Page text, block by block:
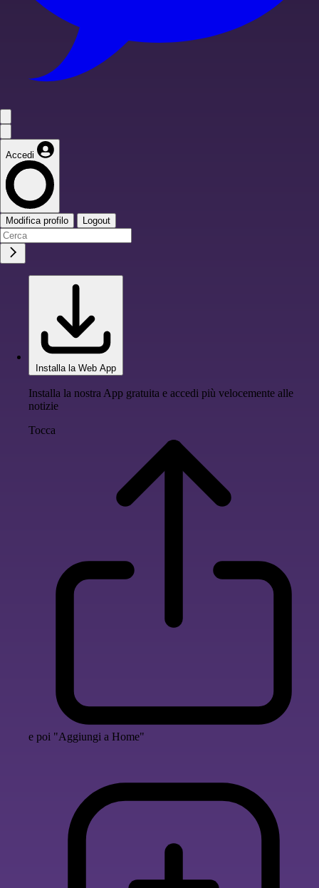
Accedi
Modifica profilo Logout
Installa la Web App
Installa la nostra App gratuita e accedi più velocemente alle
notizie
Tocca
e poi "Aggiungi a Home"